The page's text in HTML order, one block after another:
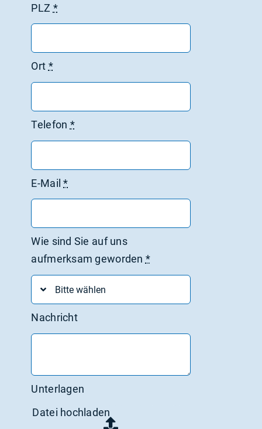
PLZ *
Ort *
Telefon *
E-Mail*
Wie sind Sie auf uns
aufmerksam geworden *
Nachricht
Unterlagen
Datei hochladen